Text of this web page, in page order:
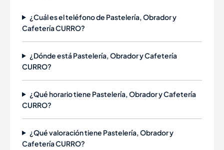
¿Cuál es el teléfono de Pastelería, Obrador y
Cafetería CURRO?
¿Dónde está Pastelería, Obrador y Cafetería
CURRO?
¿Qué horario tiene Pastelería, Obrador y Cafetería
CURRO?
¿Qué valoración tiene Pastelería, Obrador y
Cafetería CURRO?